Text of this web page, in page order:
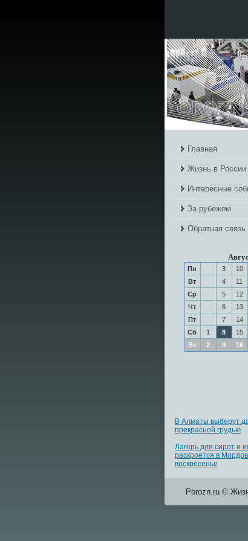
Главная
Жизнь в России
Интересные
За рубежом
Обратная связь
Пн 3 10
Вт
4 11
Ср
5 12
Чт
6 13
Пт
7 14
Сб
1 8 15
Вс
2 9 16
В Алматы выберут
прекрасной грудью
Лагерь для сирот и
раскроется в
воскресенье
Porozn.ru ©